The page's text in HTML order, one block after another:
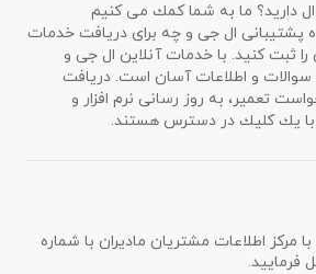
دارید؟ ما به شما كمك می كنیم
پشتیبانی ال جی و چه برای دریافت خدمات
را ثبت كنید. با خدمات آنلاین ال جی و
سوالات و اطلاعات آسان است. دریافت
تعمیر، به روز رسانی نرم افزار و
یك كلیك در دسترس هستند.
اطلاعات مشتریان مادیران با شماره